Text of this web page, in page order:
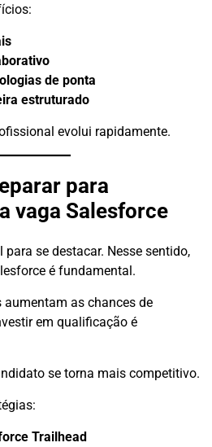
de ponta
estruturado
evolui rapidamente.
para
vaga Salesforce
para se destacar. Nesse sentido,
é fundamental.
as chances de
em qualificação é
se torna mais competitivo.
Trailhead